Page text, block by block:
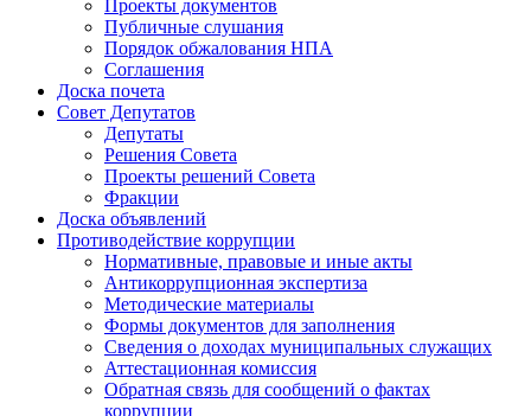
Проекты документов
Публичные слушания
Порядок обжалования НПА
Соглашения
Доска почета
Совет Депутатов
Депутаты
Решения Совета
Проекты решений Совета
Фракции
Доска объявлений
Противодействие коррупции
Нормативные, правовые и иные акты
Антикоррупционная экспертиза
Методические материалы
Формы документов для заполнения
Сведения о доходах муниципальных служащих
Аттестационная комиссия
Обратная связь для сообщений о фактах
коррупции